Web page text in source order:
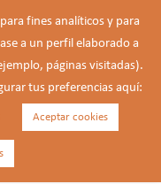
de la 6ª
fines analíticos y para
a un perfil elaborado a
páginas visitadas).
tus preferencias aquí:
Aceptar cookies